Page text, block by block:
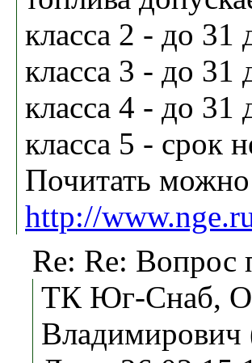
класса 2 - до 31
класса 3 - до 31
класса 4 - до 31
класса 5 - срок
Почитать
http://
Re: Re: Вопрос
ТК Юг-Снаб,
Владимирович